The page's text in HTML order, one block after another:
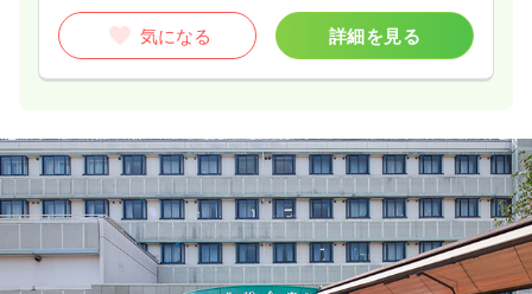
時間 8:30～17:00
年間休日120日
4週8休以上
担当業務未経験可
外来正看護師 一般病院
日勤のみ（常勤） 一時募集休止
気になる 詳細を見る